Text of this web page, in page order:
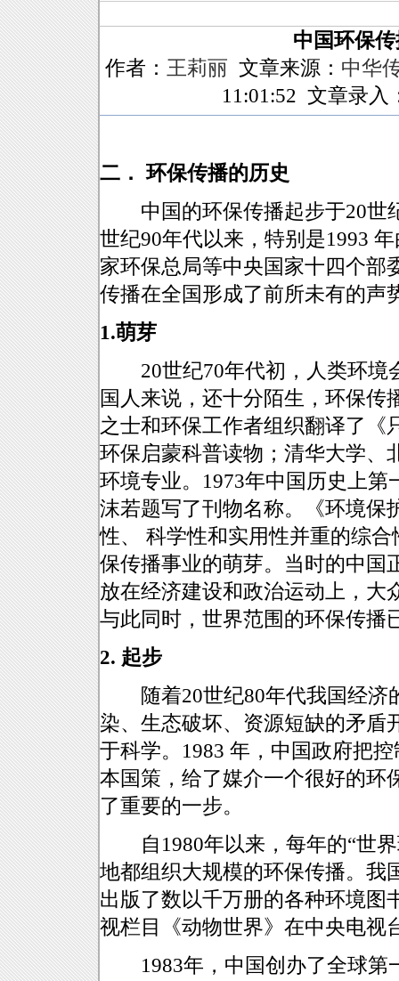
中国环保
作者： 王莉丽 文章来源： 中华
11:01:52 文章录入
二． 环保传播的历史
中国的环保传播起步于20世
世纪90年代以来，特别是1993
家环保总局等中央国家十四个部
传播在全国形成了前所未有的声
1.萌芽
20世纪70年代初，人类环境
国人来说，还十分陌生，环保传
之士和环保工作者组织翻译了《
环保启蒙科普读物；清华大学、
环境专业。1973年中国历史上
沫若题写了刊物名称。《环境保
性、 科学性和实用性并重的综
保传播事业的萌芽。当时的中国
放在经济建设和政治运动上，大
与此同时，世界范围的环保传播
2. 起步
随着20世纪80年代我国经济
染、生态破坏、资源短缺的矛盾
于科学。1983 年，中国政府把
本国策，给了媒介一个很好的环
了重要的一步。
自1980年以来，每年的“世界
地都组织大规模的环保传播。我
出版了数以千万册的各种环境图
视栏目《动物世界》在中央电视
1983年，中国创办了全球第